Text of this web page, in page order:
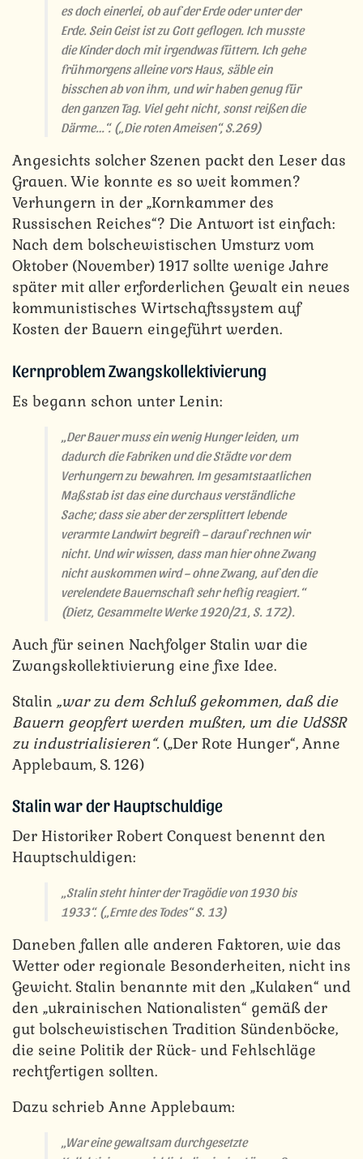
es doch einerlei, ob auf der Erde oder unter der
Erde. Sein Geist ist zu Gott geflogen. Ich musste
die Kinder doch mit irgendwas füttern. Ich gehe
frühmorgens alleine vors Haus, säble ein
bisschen ab von ihm, und wir haben genug für
den ganzen Tag. Viel geht nicht, sonst reißen die
Därme…“.(„Die roten Ameisen“, S.269)
Angesichts solcher Szenen packt den Leser das
Grauen. Wie konnte es so weit kommen?
Verhungern in der „Kornkammer des
Russischen Reiches“? Die Antwort ist einfach:
Nach dem bolschewistischen Umsturz vom
Oktober (November) 1917 sollte wenige Jahre
später mit aller erforderlichen Gewalt ein neues
kommunistisches Wirtschaftssystem auf
Kosten der Bauern eingeführt werden.
Kernproblem Zwangskollektivierung
Es begann schon unter Lenin:
„Der Bauer muss ein wenig Hunger leiden, um
dadurch die Fabriken und die Städte vor dem
Verhungern zu bewahren. Im gesamtstaatlichen
Maßstab ist das eine durchaus verständliche
Sache; dass sie aber der zersplittert lebende
verarmte Landwirt begreift – darauf rechnen wir
nicht. Und wir wissen, dass man hier ohne Zwang
nicht auskommen wird – ohne Zwang, auf den die
verelendete Bauernschaft sehr heftig reagiert.“
(Dietz, Gesammelte Werke 1920/21, S. 172).
Auch für seinen Nachfolger Stalin war die
Zwangskollektivierung eine fixe Idee.
Stalin „war zu dem Schluß gekommen, daß die
Bauern geopfert werden mußten, um die UdSSR
zu industrialisieren“. („Der Rote Hunger“, Anne
Applebaum, S. 126)
Stalin war der Hauptschuldige
Der Historiker Robert Conquest benennt den
Hauptschuldigen:
„Stalin steht hinter der Tragödie von 1930 bis
1933“.(„Ernte des Todes“ S. 13)
Daneben fallen alle anderen Faktoren, wie das
Wetter oder regionale Besonderheiten, nicht ins
Gewicht. Stalin benannte mit den „Kulaken“ und
den „ukrainischen Nationalisten“ gemäß der
gut bolschewistischen Tradition Sündenböcke,
die seine Politik der Rück- und Fehlschläge
rechtfertigen sollten.
Dazu schrieb Anne Applebaum:
„War eine gewaltsam durchgesetzte